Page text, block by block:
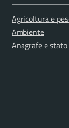
Agricoltura e
Ambiente
Anagrafe e